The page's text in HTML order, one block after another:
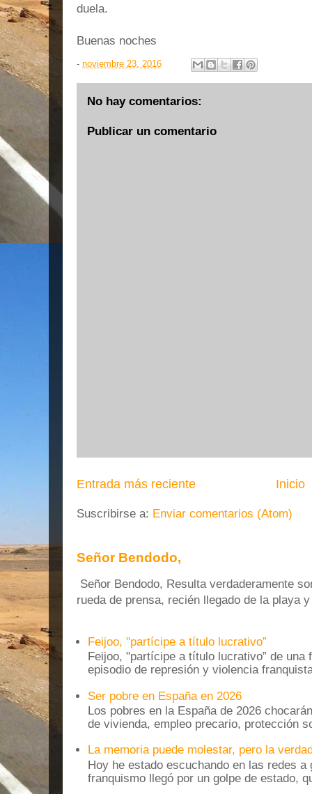
duela.
Buenas noches
- noviembre 23, 2016
No hay comentarios:
Publicar un comentario
Entrada más reciente Inicio
Suscribirse a: Enviar comentarios (Atom)
Señor Bendodo,
Señor Bendodo, Resulta verdaderamente
rueda de prensa, recién llegado de la playa
Feijoo, "partícipe a título lucrativo”
Feijoo, "partícipe a título lucrativo” de una
episodio de represión y violencia
Ser pobre en España en 2026
Los pobres en la España de 2026
de vivienda, empleo precario, protección
La memoria puede molestar, pero la
Hoy he estado escuchando en las redes a
franquismo llegó por un golpe de estado,